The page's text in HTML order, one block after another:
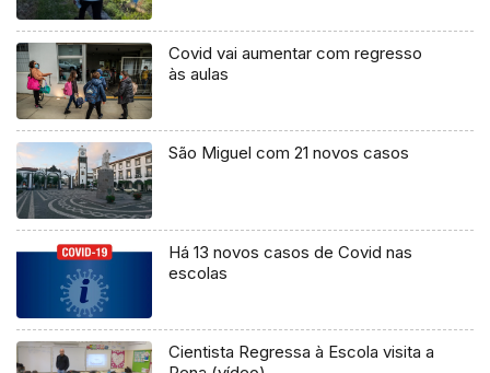
Covid vai aumentar com regresso
às aulas
São Miguel com 21 novos casos
Há 13 novos casos de Covid nas
escolas
Cientista Regressa à Escola visita a